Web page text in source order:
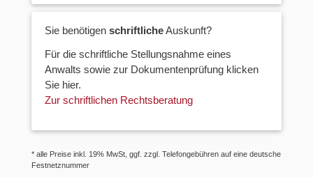
Sie benötigen schriftlicheAuskunft?
Für die schriftliche Stellungsnahme eines
Anwalts sowie zur Dokumentenprüfung klicken
Sie hier.
Zur schriftlichen Rechtsberatung
* alle Preise inkl. 19% MwSt, ggf. zzgl. Telefongebühren auf eine deutsche
Festnetznummer